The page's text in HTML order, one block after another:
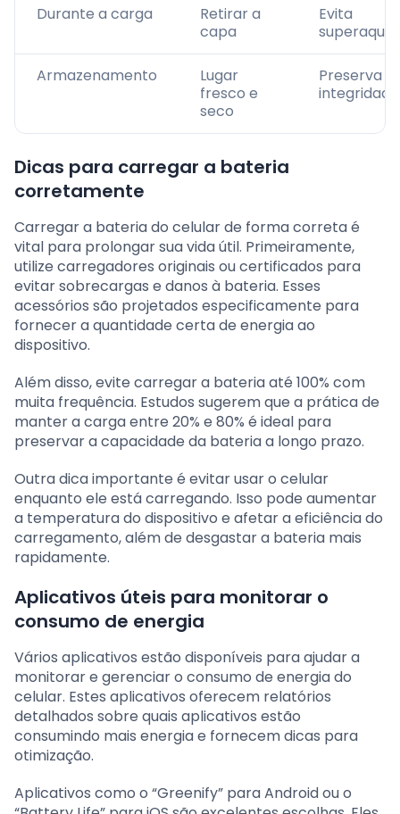
Durante a carga
Retirar a
capa
Evita
Armazenamento
Lugar
fresco e
seco
Preserva a
integridade
Dicas para carregar a bateria
corretamente
Carregar a bateria do celular de forma correta é
vital para prolongar sua vida útil. Primeiramente,
utilize carregadores originais ou certificados para
evitar sobrecargas e danos à bateria. Esses
acessórios são projetados especificamente para
fornecer a quantidade certa de energia ao
dispositivo.
Além disso, evite carregar a bateria até 100% com
muita frequência. Estudos sugerem que a prática de
manter a carga entre 20% e 80% é ideal para
preservar a capacidade da bateria a longo prazo.
Outra dica importante é evitar usar o celular
enquanto ele está carregando. Isso pode aumentar
a temperatura do dispositivo e afetar a eficiência do
carregamento, além de desgastar a bateria mais
rapidamente.
Aplicativos úteis para monitorar o
consumo de energia
Vários aplicativos estão disponíveis para ajudar a
monitorar e gerenciar o consumo de energia do
celular. Estes aplicativos oferecem relatórios
detalhados sobre quais aplicativos estão
consumindo mais energia e fornecem dicas para
otimização.
Aplicativos como o “Greenify” para Android ou o